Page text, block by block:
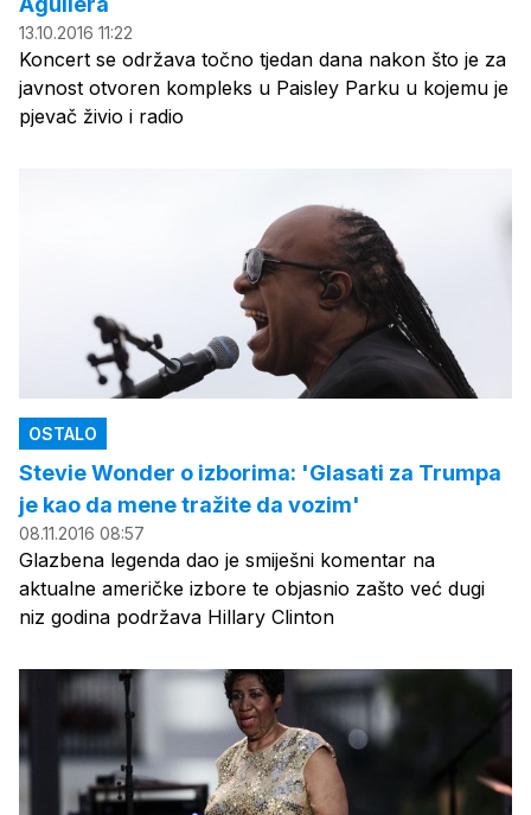
13.10.2016 11:22
Koncert se održava točno tjedan dana nakon što je za
javnost otvoren kompleks u Paisley Parku u kojemu je
pjevač živio i radio
OSTALO
Stevie Wonder o izborima: 'Glasati za Trumpa
je kao da mene tražite da vozim'
08.11.2016 08:57
Glazbena legenda dao je smiješni komentar na
aktualne američke izbore te objasnio zašto već dugi
niz godina podržava Hillary Clinton